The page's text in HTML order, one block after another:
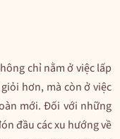
chỉ nằm ở việc lấp
hơn, mà còn ở việc
mới. Đối với những
đầu các xu hướng về